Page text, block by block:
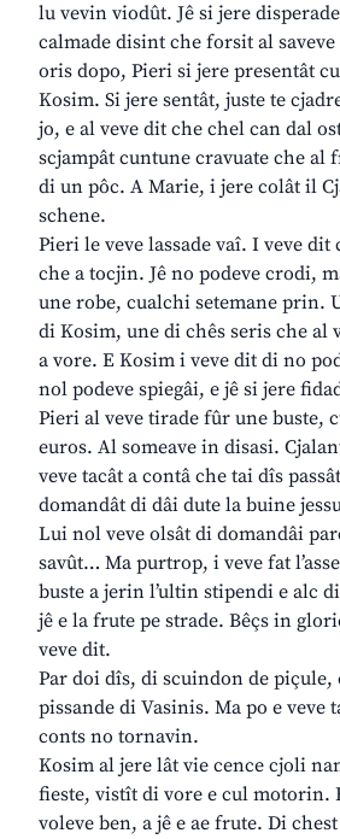
lu vevin viodût. Jê si jere
calmade disint che forsit al
oris dopo, Pieri si jere presentât
Kosim. Si jere sentât, juste te
jo, e al veve dit che chel can dal
scjampât cuntune cravuate che al
di un pôc. A Marie, i jere colât il
schene.
Pieri le veve lassade vaî. I veve dit
che a tocjin. Jê no podeve crodi,
une robe, cualchi setemane prin.
di Kosim, une di chês seris che al
a vore. E Kosim i veve dit di no
nol podeve spiegâi, e jê si jere
Pieri al veve tirade fûr une buste,
euros. Al someave in disasi.
veve tacât a contâ che tai dîs
domandât di dâi dute la buine
Lui nol veve olsât di domandâi
savût… Ma purtrop, i veve fat
buste a jerin l’ultin stipendi e alc
jê e la frute pe strade. Bêçs in
veve dit.
Par doi dîs, di scuindon de piçule,
pissande di Vasinis. Ma po e veve
conts no tornavin.
Kosim al jere lât vie cence cjoli
fieste, vistît di vore e cul motorin.
voleve ben, a jê e ae frute. Di